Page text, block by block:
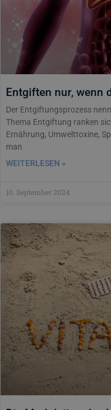
Entgiften nur, wenn
Der Entgiftungsprozess
Thema Entgiftung ranken
Ernährung, Umwelttoxine,
man
WEITERLESEN »
10. September 2024